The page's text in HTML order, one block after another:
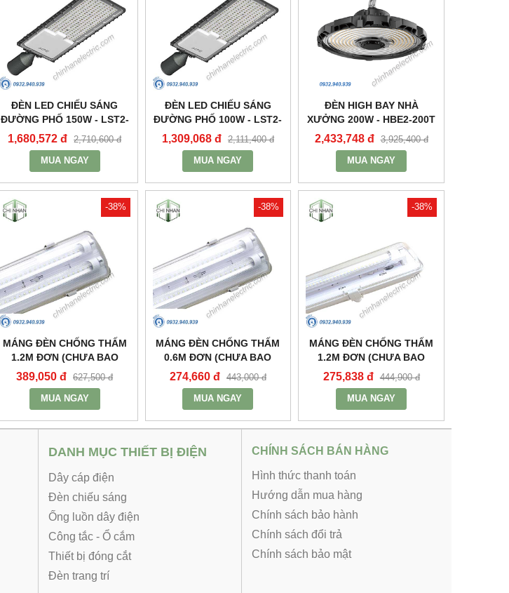
ĐÈN LED CHIẾU SÁNG
ĐƯỜNG PHỐ 150W - LST2-
150 - MPE
1,680,572 đ 2,710,600 đ
MUA NGAY
ĐÈN LED CHIẾU SÁNG
ĐƯỜNG PHỐ 100W - LST2-
100 - MPE
1,309,068 đ 2,111,400 đ
MUA NGAY
ĐÈN HIGH BAY NHÀ
XƯỞNG 200W - HBE2-200T
- MPE
2,433,748 đ 3,925,400 đ
MUA NGAY
-38%
MÁNG ĐÈN CHỐNG THẤM
1.2M ĐƠN (CHƯA BAO
GỒM BÓNG VÀ TĂNG PHÔ)
- MWP-236 - MPE
389,050 đ 627,500 đ
MUA NGAY
-38%
MÁNG ĐÈN CHỐNG THẤM
0.6M ĐƠN (CHƯA BAO
GỒM BÓNG VÀ TĂNG PHÔ)
- MWP-218 - MPE
274,660 đ 443,000 đ
MUA NGAY
-38%
MÁNG ĐÈN CHỐNG THẤM
1.2M ĐƠN (CHƯA BAO
GỒM BÓNG VÀ TĂNG PHÔ)
- MWP-136 - MPE
275,838 đ 444,900 đ
MUA NGAY
DANH MỤC THIẾT BỊ ĐIỆN
Dây cáp điện
Đèn chiếu sáng
Ống luồn dây điện
Công tắc - Ổ cắm
Thiết bị đóng cắt
Đèn trang trí
CHÍNH SÁCH BÁN HÀNG
Hình thức thanh toán
Hướng dẫn mua hàng
Chính sách bảo hành
Chính sách đổi trả
Chính sách bảo mật